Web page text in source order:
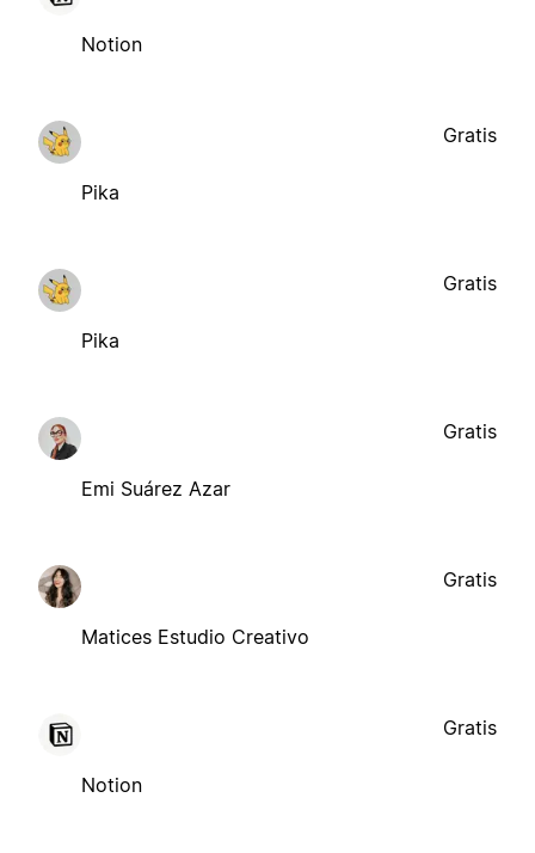
Notion
Pika
Gratis
Pika
Gratis
Emi Suárez Azar
Gratis
Matices Estudio Creativo
Gratis
Notion
Gratis